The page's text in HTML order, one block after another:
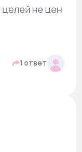
целей не цен
1 ответ